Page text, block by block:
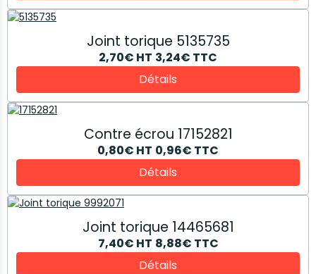
Joint torique 5135735
2,70€ HT 3,24€ TTC
Détails
Contre écrou 17152821
0,80€ HT 0,96€ TTC
Détails
Joint torique 14465681
7,40€ HT 8,88€ TTC
Détails